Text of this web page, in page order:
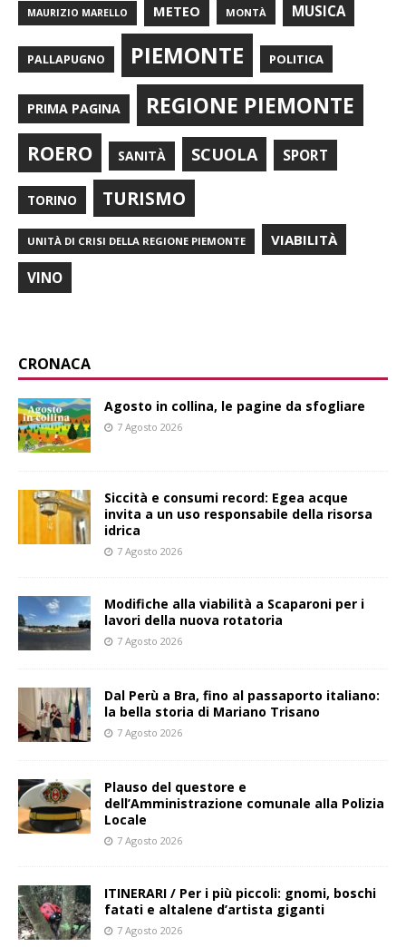
MAURIZIO MARELLO METEO MONTÀ MUSICA
PALLAPUGNO PIEMONTE POLITICA
PRIMA PAGINA REGIONE PIEMONTE
ROERO SANITÀ SCUOLA SPORT
TORINO TURISMO
UNITÀ DI CRISI DELLA REGIONE PIEMONTE VIABILITÀ
VINO
CRONACA
Agosto in collina, le pagine da sfogliare
7 Agosto 2026
Siccità e consumi record: Egea acque
invita a un uso responsabile della risorsa
idrica
7 Agosto 2026
Modifiche alla viabilità a Scaparoni per i
lavori della nuova rotatoria
7 Agosto 2026
​Dal Perù a Bra, fino al passaporto italiano:
la bella storia di Mariano Trisano
7 Agosto 2026
Plauso del questore e
dell’Amministrazione comunale alla Polizia
Locale
7 Agosto 2026
ITINERARI / Per i più piccoli: gnomi, boschi
fatati e altalene d’artista giganti
7 Agosto 2026